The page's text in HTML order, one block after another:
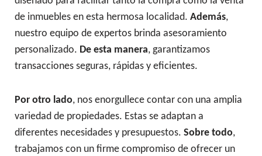
de inmuebles en esta hermosa localidad. Además,
nuestro equipo de expertos brinda asesoramiento
personalizado. De esta manera, garantizamos
transacciones seguras, rápidas y eficientes.
Por otro lado, nos enorgullece contar con una amplia
variedad de propiedades. Estas se adaptan a
diferentes necesidades y presupuestos. Sobre todo,
trabajamos con un firme compromiso de ofrecer un